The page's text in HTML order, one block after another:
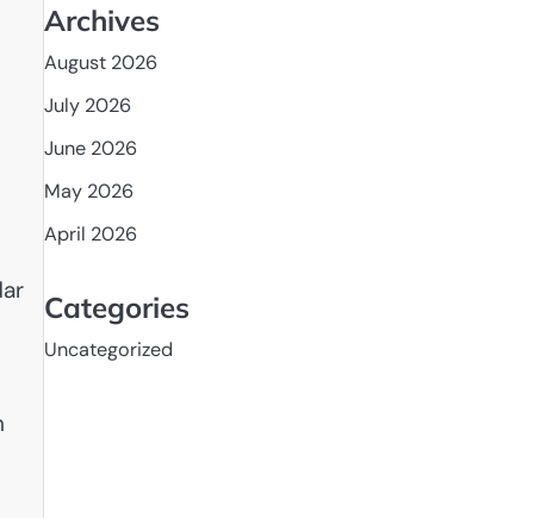
Archives
August 2026
July 2026
June 2026
May 2026
April 2026
Categories
Uncategorized